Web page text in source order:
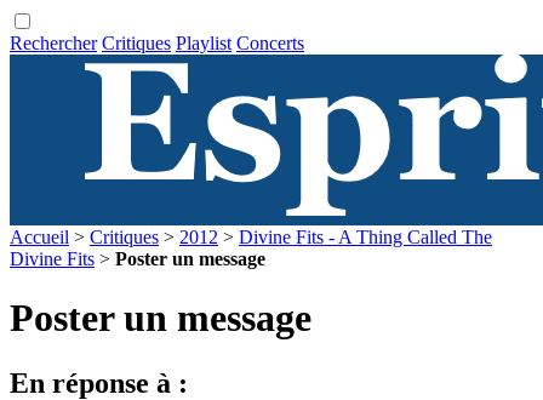
Rechercher Critiques Playlist Concerts
Accueil > Critiques > 2012 > Divine Fits - A Thing Called The
Divine Fits > Poster un message
Poster un message
En réponse à :